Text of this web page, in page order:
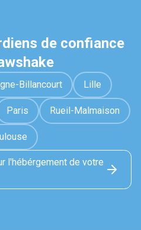
de confiance
Billancourt Lille
Paris Rueil-Malmaison
l'hébérgement de votre